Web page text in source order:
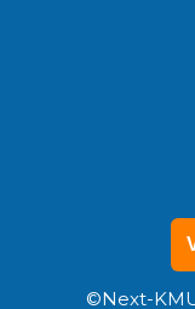
©Next-